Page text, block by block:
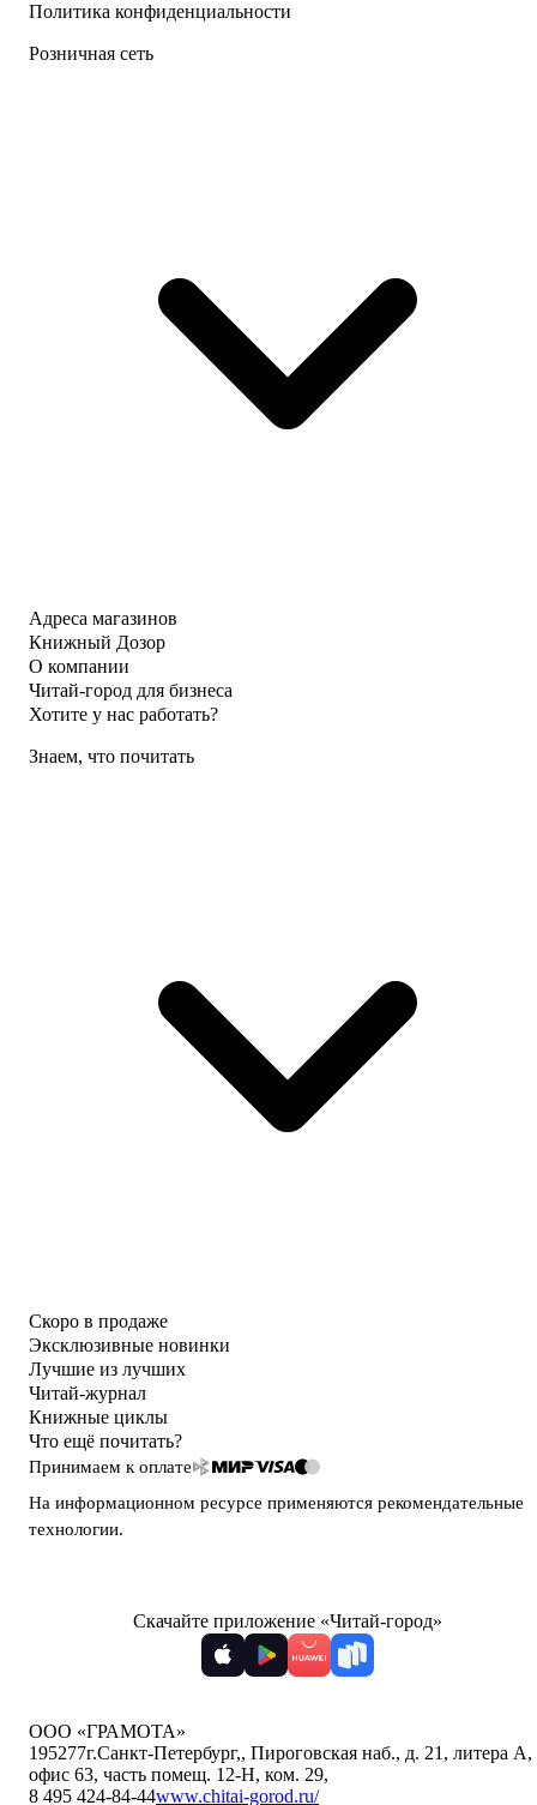
Политика конфиденциальности
Розничная сеть
Адреса магазинов
Книжный Дозор
О компании
Читай-город для бизнеса
Хотите у нас работать?
Знаем, что почитать
Скоро в продаже
Эксклюзивные новинки
Лучшие из лучших
Читай-журнал
Книжные циклы
Что ещё почитать?
Принимаем к оплате
На информационном ресурсе применяются рекомендательные
технологии.
Скачайте приложение «Читай-город»
ООО «ГРАМОТА»
195277г.Санкт-Петербург,, Пироговская наб., д. 21, литера А,
офис 63, часть помещ. 12-Н, ком. 29,
8 495 424-84-44www.chitai-gorod.ru/